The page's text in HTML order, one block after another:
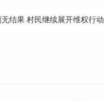
结果 村民继续展开维权行动